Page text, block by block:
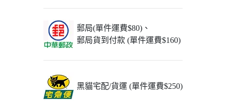
郵局(單件運費$80)、
郵局貨到付款 (單件運費$160)
黑貓宅配/貨運 (單件運費$250)